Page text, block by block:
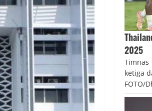
2025
Timnas
ketiga
FOTO/